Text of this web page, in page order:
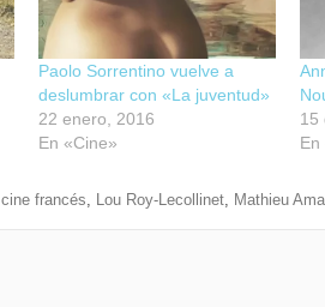
Paolo Sorrentino vuelve a
deslumbrar con «La juventud»
22 enero, 2016
En «Cine»
15
En
cine francés, Lou Roy-Lecollinet, Mathieu